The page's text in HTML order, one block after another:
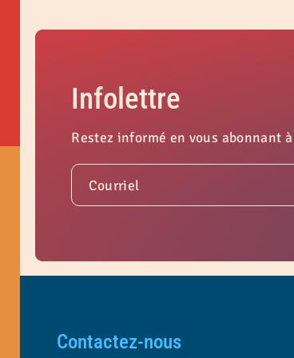
Infolettre
Restez informé en vous abonnant
Courriel
Contactez-nous